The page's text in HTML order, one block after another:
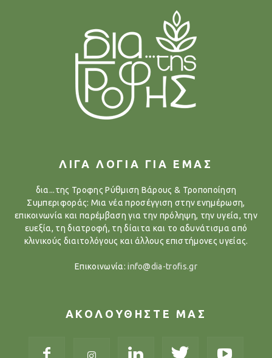
ΛΙΓΑ ΛΟΓΙΑ ΓΙΑ ΕΜΑΣ
δια...της Τροφης Ρύθμιση Βάρους & Τροποποίηση
Συμπεριφοράς: Μια νέα προσέγγιση στην ενημέρωση,
επικοινωνία και παρέμβαση για την πρόληψη, την υγεία, την
ευεξία, τη διατροφή, τη δίαιτα και το αδυνάτισμα από
κλινικούς διαιτολόγους και άλλους επιστήμονες υγείας.
Επικοινωνία:info@dia-trofis.gr
ΑΚΟΛΟΥΘΗΣΤΕ ΜΑΣ